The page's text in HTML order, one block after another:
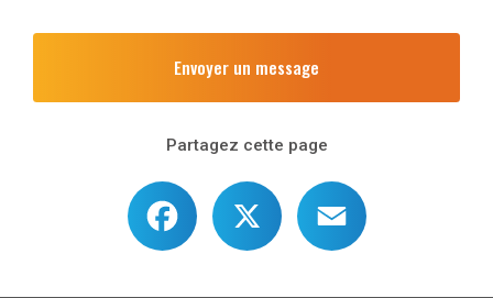
Envoyer un message
Partagez cette page
Facebook